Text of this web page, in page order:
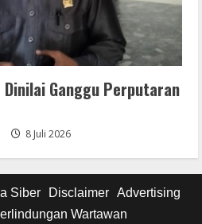
Ganggu Perputaran
8 Juli 2026
Siber Disclaimer Advertising
Wartawan